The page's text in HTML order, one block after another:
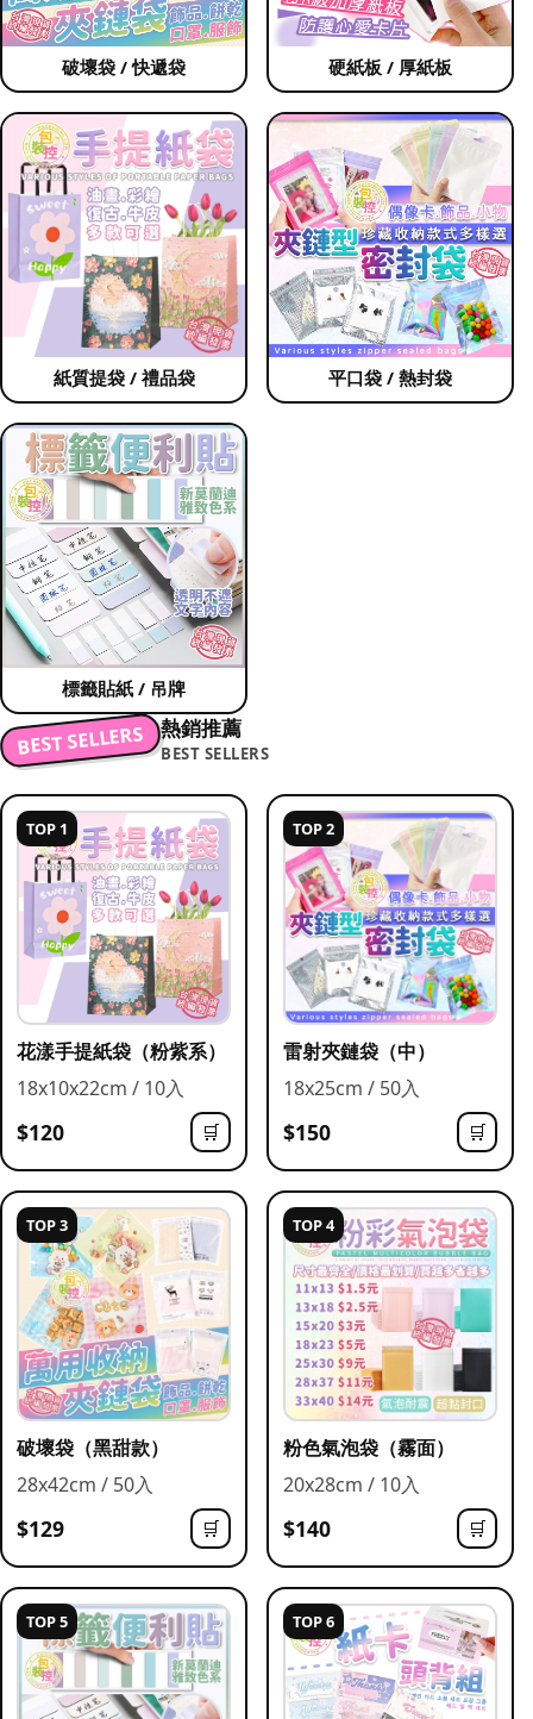
破壞袋 / 快遞袋 硬紙板 / 厚紙板
紙質提袋 / 禮品袋 平口袋 / 熱封袋
標籤貼紙 / 吊牌
BEST SELLERS 熱銷推薦
BEST SELLERS
TOP 1
花漾手提紙袋（粉紫系）
18x10x22cm / 10入
$120 🛒
TOP 2
雷射夾鏈袋（中）
18x25cm / 50入
$150 🛒
TOP 3
破壞袋（黑甜款）
28x42cm / 50入
$129 🛒
TOP 4
粉色氣泡袋（霧面）
20x28cm / 10入
$140 🛒
TOP 5 TOP 6